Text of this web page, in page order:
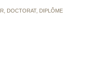
DOCTORAT, DIPLÔME